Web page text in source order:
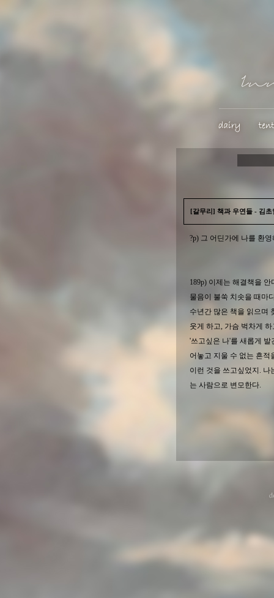
[갈무리] 책과 우연들 - 김초
?p) 그 어딘가에 나를 환
189p) 이제는 해결책을
물음이 불쑥 치솟을 때마
수년간 많은 책을 읽으며
웃게 하고, 가슴 벅차게
'쓰고싶은 나'를 새롭게
어놓고 지울 수 없는 흔적
이런 것을 쓰고싶었지. 나
는 사람으로 변모한다.